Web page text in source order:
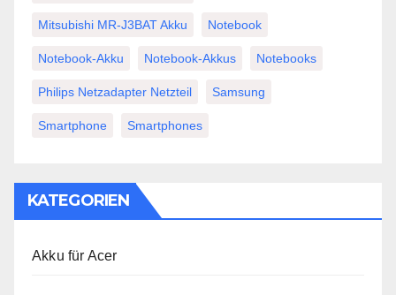
Mitsubishi MR-J3BAT Akku Notebook
Notebook-Akku Notebook-Akkus Notebooks
Philips Netzadapter Netzteil Samsung
Smartphone Smartphones
KATEGORIEN
Akku für Acer